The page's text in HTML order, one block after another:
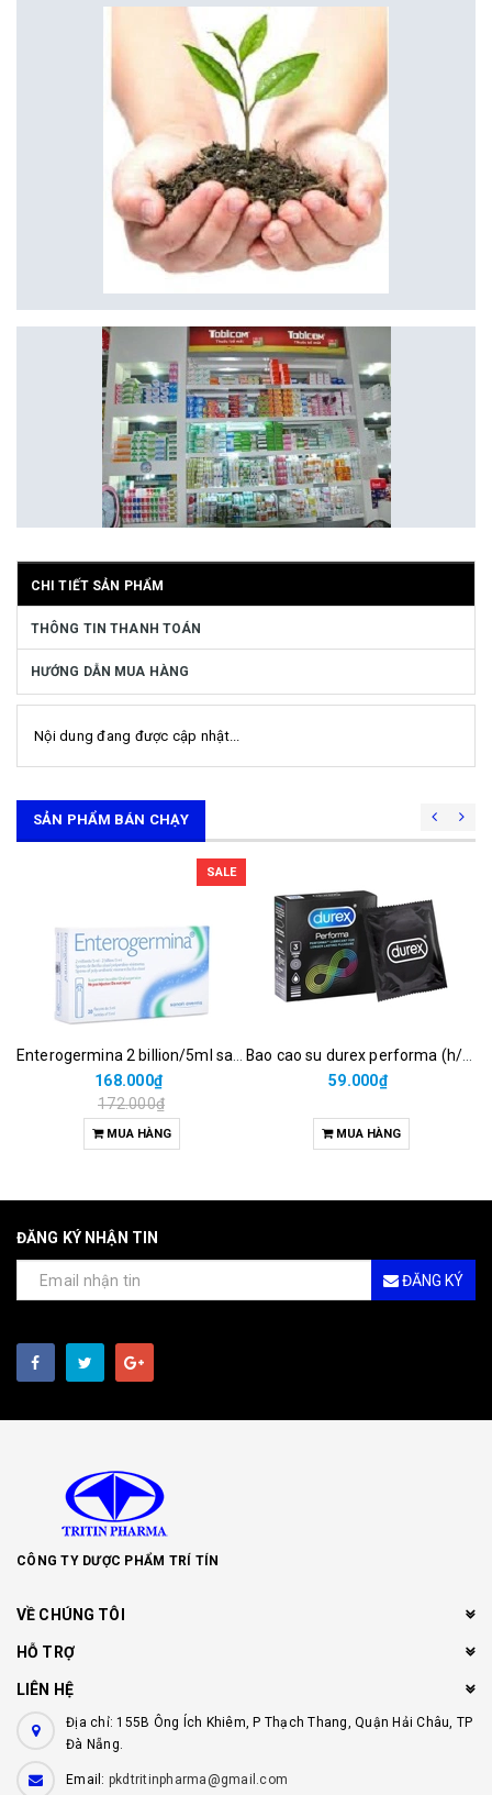
CHI TIẾT SẢN PHẨM
THÔNG TIN THANH TOÁN
HƯỚNG DẪN MUA HÀNG
Nội dung đang được cập nhật...
SẢN PHẨM BÁN CHẠY
SALE
168.000₫
172.000₫
MUA HÀNG
59.000₫
MUA HÀNG
ĐĂNG KÝ NHẬN TIN
ĐĂNG KÝ
CÔNG TY DƯỢC PHẨM TRÍ TÍN
VỀ CHÚNG TÔI
HỖ TRỢ
LIÊN HỆ
Địa chỉ: 155B Ông Ích Khiêm, P Thạch Thang, Quận Hải Châu, TP
Đà Nẵng.
Email: pkdtritinpharma@gmail.com